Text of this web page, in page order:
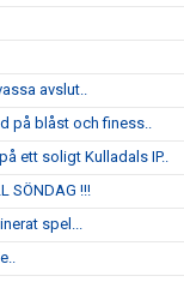
avslut..
på blåst och finess..
ett soligt Kulladals IP..
SÖNDAG !!!
spel...